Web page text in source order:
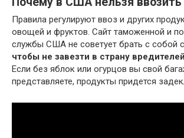
Правила регулируют ввоз и других
овощей и фруктов. Сайт таможенной и
службы США не советует брать с собой
чтобы не завезти в страну
Если без яблок или огурцов вы свой
представляете, продукты придется